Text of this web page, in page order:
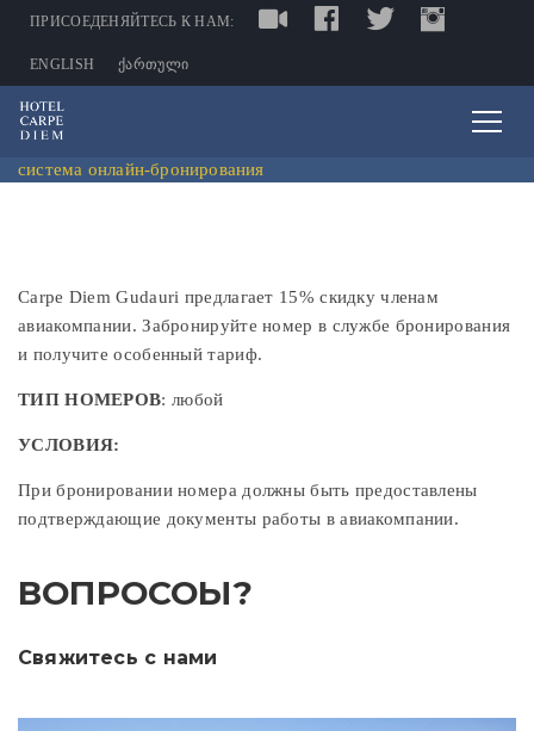
ПРИСОЕДЕНЯЙТЕСЬ К НАМ: FACEBOOKTWITTERINSTAGRAM
ENGLISH ᲥᲐᲠᲗᲣᲚᲘ
система онлайн-бронирования
Carpe Diem Gudauri предлагает 15% скидку членам
авиакомпании. Забронируйте номер в службе бронирования
и получите особенный тариф.
ТИП НОМЕРОВ: любой
УСЛОВИЯ:
При бронировании номера должны быть предоставлены
подтверждающие документы работы в авиакомпании.
ВОПРОСОЫ?
Свяжитесь с нами